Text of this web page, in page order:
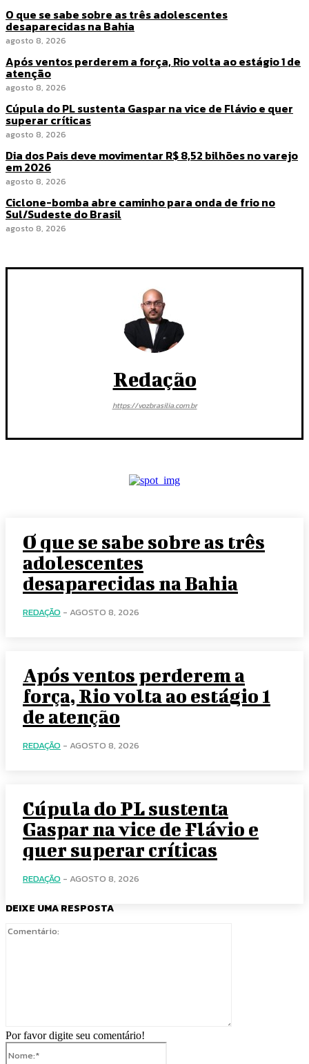
O que se sabe sobre as três adolescentes
desaparecidas na Bahia
agosto 8, 2026
Após ventos perderem a força, Rio volta ao estágio 1 de
atenção
agosto 8, 2026
Cúpula do PL sustenta Gaspar na vice de Flávio e quer
superar críticas
agosto 8, 2026
Dia dos Pais deve movimentar R$ 8,52 bilhões no varejo
em 2026
agosto 8, 2026
Ciclone-bomba abre caminho para onda de frio no
Sul/Sudeste do Brasil
agosto 8, 2026
Redação
https://vozbrasilia.com.br
O que se sabe sobre as três
adolescentes
desaparecidas na Bahia
REDAÇÃO - AGOSTO 8, 2026
Após ventos perderem a
força, Rio volta ao estágio 1
de atenção
REDAÇÃO - AGOSTO 8, 2026
Cúpula do PL sustenta
Gaspar na vice de Flávio e
quer superar críticas
REDAÇÃO - AGOSTO 8, 2026
DEIXE UMA RESPOSTA
Por favor digite seu comentário!